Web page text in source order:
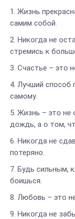
Жизнь
самим собой.
Никогда не
стремись к
Счастье – это
Лучший способ
самому.
Жизнь – это не
дождь, а о том,
Никогда не
потеряно.
Будь сильным,
боишься.
Любовь – это
Никогда не